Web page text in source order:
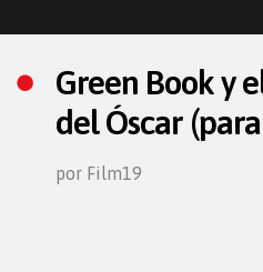
Green Book y
del Óscar
por Film19